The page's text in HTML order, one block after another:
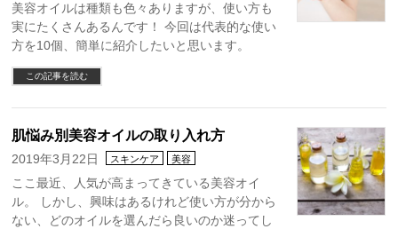
美容オイルは種類も色々ありますが、使い方も
実にたくさんあるんです！ 今回は代表的な使い
方を10個、簡単に紹介したいと思います。
この記事を読む
肌悩み別美容オイルの取り入れ方
2019年3月22日 スキンケア 美容
ここ最近、人気が高まってきている美容オイ
ル。 しかし、興味はあるけれど使い方が分から
ない、どのオイルを選んだら良いのか迷ってし